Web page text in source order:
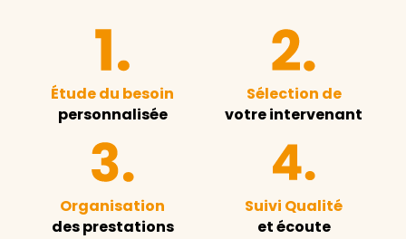
Étude du besoin
personnalisée
Sélection de
votre intervenant
Organisation
des prestations
Suivi Qualité
et écoute